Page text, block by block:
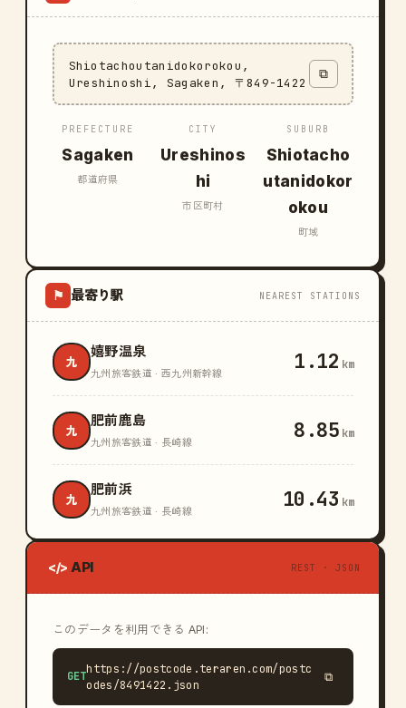
Shiotachoutanidokorokou,
Ureshinoshi, Sagaken, 〒849-1422
⧉
PREFECTURE
Sagaken
都道府県
CITY
Ureshinos
hi
市区町村
SUBURB
Shiotacho
utanidokor
okou
町域
⚑ 最寄り駅 NEAREST STATIONS
九
嬉野温泉
九州旅客鉄道 · 西九州新幹線 1.12 km
九
肥前鹿島
九州旅客鉄道 · 長崎線 8.85 km
九
肥前浜
九州旅客鉄道 · 長崎線 10.43 km
</> API REST · JSON
このデータを利用できる API:
GET
https://postcode.teraren.com/postc
odes/8491422.json
⧉